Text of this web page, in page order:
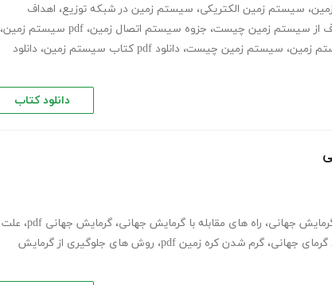
، سیستم زمین الکتریکی، سیستم زمین در شبکه توزیع، اهداف
از سیستم زمین چیست، جزوه سیستم اتصال زمین، pdf سیستم زمین ،
، سیستم زمین چیست، دانلود pdf کتاب سیستم زمین ، دانلود
دانلود کتاب
جهانی، راه های مقابله با گرمایش جهانی، گرمایش جهانی pdf ، علت
گرمای جهانی، گرم شدن کره زمین pdf ، روش های جلوگیری از گرمایش